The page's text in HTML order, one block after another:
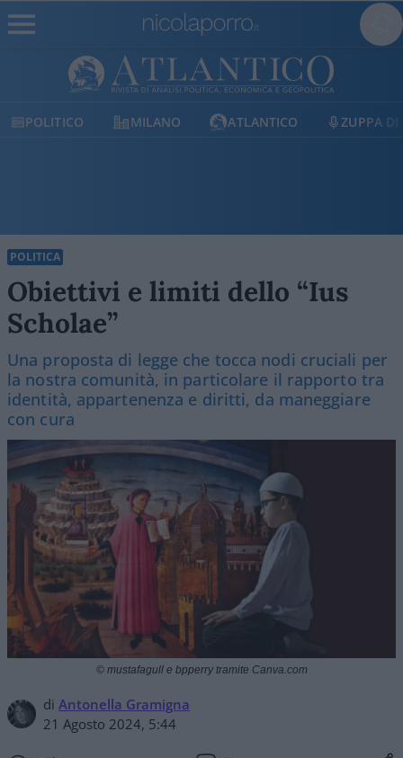
POLITICO MILANO ATLANTICO ZUPPA DI
POLITICA
Obiettivi e limiti dello “Ius
Scholae”
Una proposta di legge che tocca nodi cruciali per
la nostra comunità, in particolare il rapporto tra
identità, appartenenza e diritti, da maneggiare
con cura
di Antonella Gramigna
21 Agosto 2024, 5:44
© mustafagull e bpperry tramite Canva.com